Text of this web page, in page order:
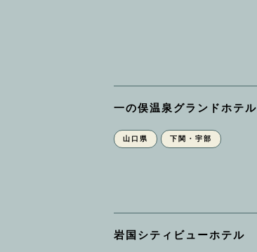
一の俣温泉グランドホテル
山口県 下関・宇部
岩国シティビューホテル